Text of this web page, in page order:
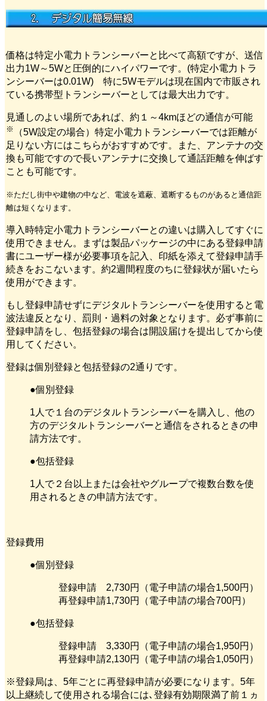
価格は特定小電力トランシーバーと比べて高額ですが、送信
出力1W～5Wと圧倒的にハイパワーです。(特定小電力トラ
ンシーバーは0.01W) 特に5Wモデルは現在国内で市販され
ている携帯型トランシーバーとしては最大出力です。
見通しのよい場所であれば、約１～4kmほどの通信が可能
※
（5W設定の場合）特定小電力トランシーバーでは距離が
足りない方にはこちらがおすすめです。また、アンテナの交
換も可能ですので長いアンテナに交換して通話距離を伸ばす
ことも可能です。
※ただし街中や建物の中など、電波を遮蔽、遮断するものがあると通信距
離は短くなります。
導入時特定小電力トランシーバーとの違いは購入してすぐに
使用できません。まずは製品パッケージの中にある登録申請
書にユーザー様が必要事項を記入、印紙を添えて登録申請手
続きをおこないます。約2週間程度のちに登録状が届いたら
使用ができます。
もし登録申請せずにデジタルトランシーバーを使用すると電
波法違反となり、罰則・過料の対象となります。必ず事前に
登録申請をし、包括登録の場合は開設届けを提出してから使
用してください。
登録は個別登録と包括登録の2通りです。
●個別登録
1人で１台のデジタルトランシーバーを購入し、他の
方のデジタルトランシーバーと通信をされるときの申
請方法です。
●包括登録
1人で２台以上または会社やグループで複数台数を使
用されるときの申請方法です。
登録費用
●個別登録
登録申請 2,730円（電子申請の場合1,500円）
再登録申請1,730円（電子申請の場合700円）
●包括登録
登録申請 3,330円（電子申請の場合1,950円）
再登録申請2,130円（電子申請の場合1,050円）
※登録局は、5年ごとに再登録申請が必要になります。5年
以上継続して使用される場合には､登録有効期限満了前１ヵ